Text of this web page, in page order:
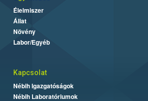
Élelmiszer
Állat
Növény
Labor/Egyéb
Kapcsolat
Nébih Igazgatóságok
Nébih Laboratóriumok